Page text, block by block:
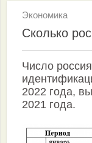
Экономика
Сколько
Число
2022 года,
2021 года.